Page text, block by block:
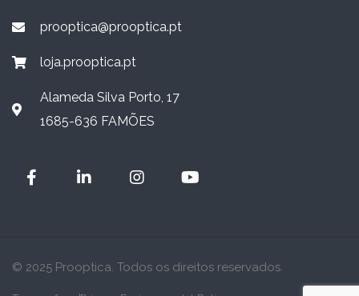
prooptica@prooptica.pt
loja.prooptica.pt
Alameda Silva Porto, 17
1685-636 FAMÕES
© 2025 Prooptica. Todos os direitos reservados.